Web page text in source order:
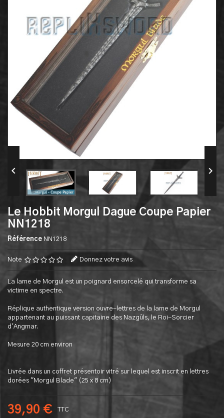
 
Le Hobbit Morgul Dague Coupe Papier
NN1218
Référence NN1218
Note Donnez votre avis
La lame de Morgul est un poignard ensorcelé qui transforme sa
victime en spectre.
Réplique authentique version ouvre-lettres de la lame de Morgul
appartenant au puissant capitaine des Nazgûls, le Roi-Sorcier
d'Angmar.
Mesure 20 cm environ
Livrée dans un coffret présentoir vitré sur lequel est inscrit en lettres
dorées "Morgul Blade" (25 x 8 cm)
39,90 € TTC